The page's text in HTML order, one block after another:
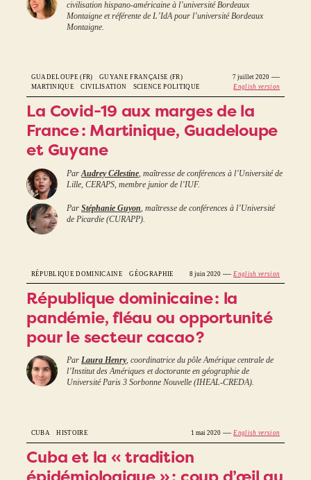
civilisation hispano-américaine à l’université Bordeaux
Montaigne et référente de L’IdA pour l’université Bordeaux
Montaigne.
GUADELOUPE (FR)
GUYANE FRANÇAISE (FR)
MARTINIQUE
CIVILISATION SCIENCE POLITIQUE
7 juillet 2020 —
English version
La Covid-19 aux marges de la
France : Martinique, Guadeloupe
et Guyane
ParAudrey Célestine, maîtresse de conférences à l’Université de
Lille, CERAPS, membre junior de l’IUF.
Par Stéphanie Guyon, maîtresse de conférences à l’Université
de Picardie (CURAPP).
RÉPUBLIQUE DOMINICAINE GÉOGRAPHIE 8 juin 2020 —English version
République dominicaine : la
pandémie, fléau ou opportunité
pour le secteur cacao ?
Par Laura Henry, coordinatrice du pôle Amérique centrale de
l’Institut des Amériques et doctorante en géographie de
Université Paris 3 Sorbonne Nouvelle (IHEAL-CREDA).
CUBA HISTOIRE 1 mai 2020 —English version
Cuba et la « tradition